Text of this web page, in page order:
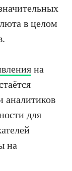
в целом
на
аналитиков
для
на